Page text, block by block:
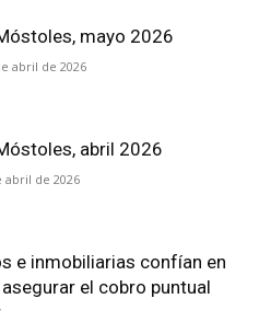
mayo 2026
abril de 2026
abril 2026
abril de 2026
e inmobiliarias confían en
asegurar el cobro puntual